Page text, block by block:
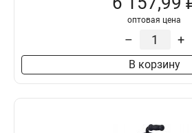
оптовая цена
– +
В корзину